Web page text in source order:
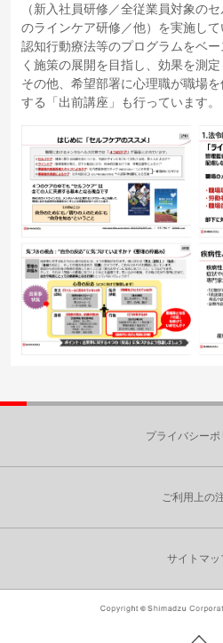
（新入社員研修／全従業員対象の
のラインケア研修／他）を実施して
認知行動療法等のプログラムをベ
く施策の展開を目指し、効果を測定
その他、希望部署に心理職が職場
する「出前講座」も行っています。
プライバシーポ
ご利用上の
サイトマッ